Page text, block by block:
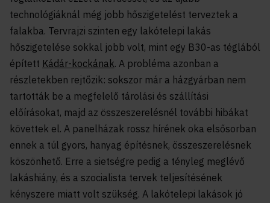
technológiáknál még jobb hőszigetelést terveztek a
falakba. Tervrajzi szinten egy lakótelepi lakás
hőszigetelése sokkal jobb volt, mint egy B30-as téglából
épített Kádár-kockának. A probléma azonban a
részletekben rejtőzik: sokszor már a házgyárban nem
tartották be a megfelelő tárolási és szállítási
előírásokat, majd az összeszerelésnél további hibákat
követtek el. A panelházak rossz hírének oka elsősorban
ennek a túl gyors, hanyag építésnek, összeszerelésnek
köszönhető. Erre a sietségre pedig a tényleg meglévő
lakáshiány, és a szocialista tervek teljesítésének
kényszere miatt volt szükség. A lakótelepi lakások jó